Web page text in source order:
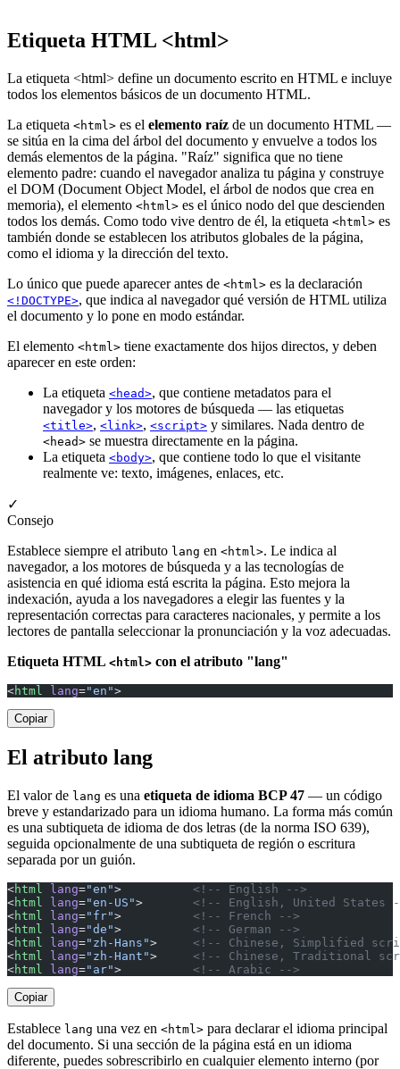
Etiqueta HTML <html>
La etiqueta <html> define un documento escrito en HTML e incluye
todos los elementos básicos de un documento HTML.
La etiqueta <html> es el elemento raíz de un documento HTML —
se sitúa en la cima del árbol del documento y envuelve a todos los
demás elementos de la página. "Raíz" significa que no tiene
elemento padre: cuando el navegador analiza tu página y construye
el DOM (Document Object Model, el árbol de nodos que crea en
memoria), el elemento <html> es el único nodo del que descienden
todos los demás. Como todo vive dentro de él, la etiqueta <html> es
también donde se establecen los atributos globales de la página,
como el idioma y la dirección del texto.
Lo único que puede aparecer antes de <html> es la declaración
<!DOCTYPE>, que indica al navegador qué versión de HTML utiliza
el documento y lo pone en modo estándar.
El elemento <html> tiene exactamente dos hijos directos, y deben
aparecer en este orden:
La etiqueta <head>, que contiene metadatos para el
navegador y los motores de búsqueda — las etiquetas
<title>, <link>, <script> y similares. Nada dentro de
<head> se muestra directamente en la página.
La etiqueta <body>, que contiene todo lo que el visitante
realmente ve: texto, imágenes, enlaces, etc.
✓
Consejo
Establece siempre el atributo lang en <html>. Le indica al
navegador, a los motores de búsqueda y a las tecnologías de
asistencia en qué idioma está escrita la página. Esto mejora la
indexación, ayuda a los navegadores a elegir las fuentes y la
representación correctas para caracteres nacionales, y permite a los
lectores de pantalla seleccionar la pronunciación y la voz adecuadas.
Etiqueta HTML <html> con el atributo "lang"
<html lang="en">
Copiar
El atributo lang
El valor de lang es una etiqueta de idioma BCP 47 — un código
breve y estandarizado para un idioma humano. La forma más común
es una subtiqueta de idioma de dos letras (de la norma ISO 639),
seguida opcionalmente de una subtiqueta de región o escritura
separada por un guión.
<html lang="en"> <!-- English -->
<html lang="en-US"> <!-- English, United States
<html lang="fr"> <!-- French -->
<html lang="de"> <!-- German -->
<html lang="zh-Hans"> <!-- Chinese, Simplified
<html lang="zh-Hant"> <!-- Chinese, Traditional
<html lang="ar"> <!-- Arabic -->
Copiar
Establece lang una vez en <html> para declarar el idioma principal
del documento. Si una sección de la página está en un idioma
diferente, puedes sobrescribirlo en cualquier elemento interno (por